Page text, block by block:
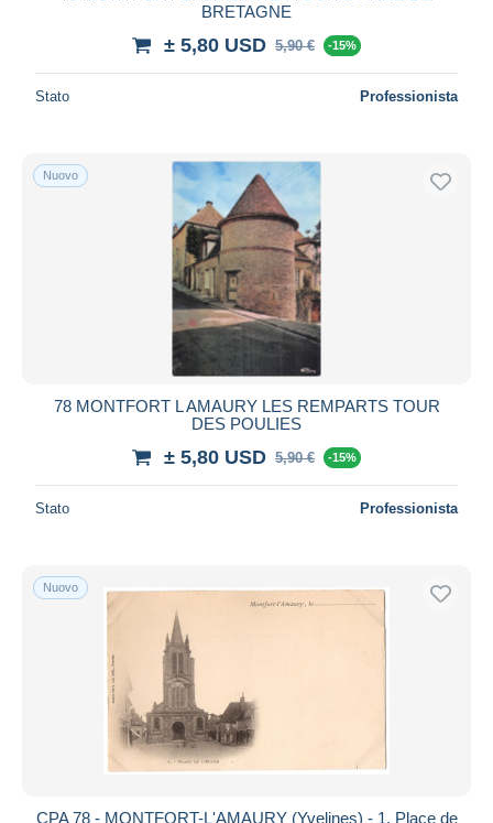
BRETAGNE
± 5,80 USD 5,90 € -15%
Stato Professionista
Nuovo
78 MONTFORT L AMAURY LES REMPARTS TOUR
DES POULIES
± 5,80 USD 5,90 € -15%
Stato Professionista
Nuovo
CPA 78 - MONTFORT-L'AMAURY (Yvelines) - 1. Place de